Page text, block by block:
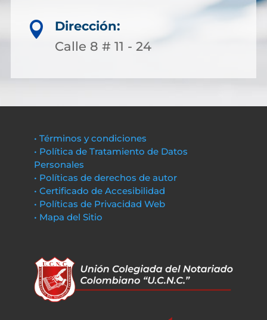

Dirección:
Calle 8 # 11 - 24
• Términos y condiciones
• Política de Tratamiento de Datos
Personales
• Políticas de derechos de autor
• Certificado de Accesibilidad
• Políticas de Privacidad Web
• Mapa del Sitio